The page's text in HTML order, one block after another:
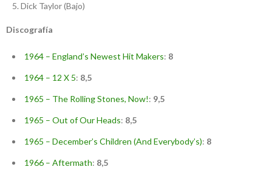
Dick Taylor (Bajo)
Discografía
1964 – England’s Newest Hit Makers: 8
1964 – 12 X 5: 8,5
1965 – The Rolling Stones, Now!: 9,5
1965 – Out of Our Heads: 8,5
1965 – December’s Children (And Everybody’s): 8
1966 – Aftermath: 8,5